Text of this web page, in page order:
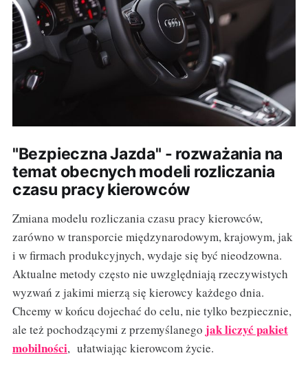
"Bezpieczna Jazda" - rozważania na
temat obecnych modeli rozliczania
czasu pracy kierowców
Zmiana modelu rozliczania czasu pracy kierowców,
zarówno w transporcie międzynarodowym, krajowym, jak
i w firmach produkcyjnych, wydaje się być nieodzowna.
Aktualne metody często nie uwzględniają rzeczywistych
wyzwań z jakimi mierzą się kierowcy każdego dnia.
Chcemy w końcu dojechać do celu, nie tylko bezpiecznie,
ale też pochodzącymi z przemyślanego jak liczyć pakiet
mobilności, ułatwiając kierowcom życie.